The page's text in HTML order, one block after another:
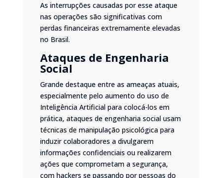
As interrupções causadas por esse ataque
nas operações são significativas com
perdas financeiras extremamente elevadas
no Brasil.
Ataques de Engenharia
Social
Grande destaque entre as ameaças atuais,
especialmente pelo aumento do uso de
Inteligência Artificial para colocá-los em
prática, ataques de engenharia social usam
técnicas de manipulação psicológica para
induzir colaboradores a divulgarem
informações confidenciais ou realizarem
ações que comprometam a segurança,
com hackers se passando por pessoas do